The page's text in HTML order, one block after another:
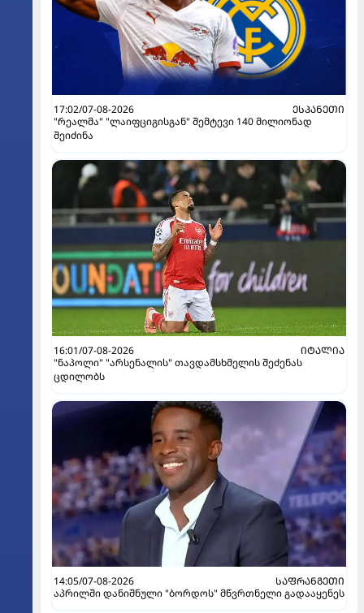
17:02/07-08-2026
ᲔᲡᲞᲐᲜᲔᲗᲘ
"რეალმა" "ლაიფციგისგან" შემტევი 140 მილიონად
შეიძინა
16:01/07-08-2026
ᲘᲢᲐᲚᲘᲐ
"ნაპოლი" "არსენალის" თავდამსხმელის შეძენას
ცდილობს
14:05/07-08-2026
ᲡᲐᲤᲠᲐᲜᲒᲔᲗᲘ
აპრილში დანიშნული "ბორდოს" მწვრთნელი გადააყენეს